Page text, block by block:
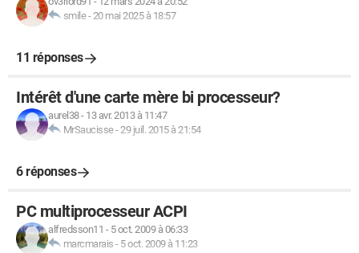
smile-20 mai 2025 à 18:57
11 réponses
Intérêt d'une carte mère bi processeur?
aurel38- 13 avr. 2013 à 11:47
MrSaucisse-29 juil. 2015 à 21:54
6 réponses
PC multiprocesseur ACPI
alfredsson11 - 5 oct. 2009 à 06:33
marcmarais - 5 oct. 2009 à 11:23